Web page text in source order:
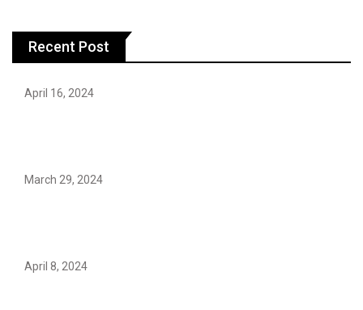
Recent Post
April 16, 2024
March 29, 2024
April 8, 2024